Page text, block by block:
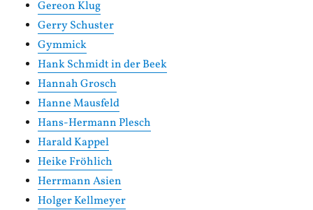
Gereon Klug
Gerry Schuster
Gymmick
Hank Schmidt in der Beek
Hannah Grosch
Hanne Mausfeld
Hans-Hermann Plesch
Harald Kappel
Heike Fröhlich
Herrmann Asien
Holger Kellmeyer